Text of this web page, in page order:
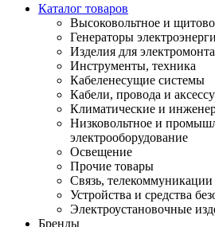
Каталог товаров
Высоковольтное и
Генераторы
Изделия для
Инструменты, техника
Кабеленесущие системы
Кабели, провода и
Климатические и
Низковольтное и
электрооборудование
Освещение
Прочие товары
Связь, телекоммуникации
Устройства и средства
Электроустановочные
Бренды